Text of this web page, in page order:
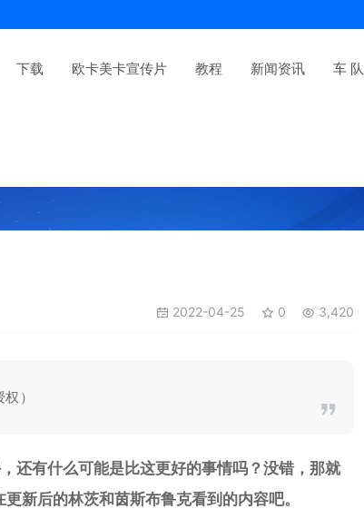
下载 欧卡美卡宣传片 教程 新闻资讯 车 队
2022-04-25 0 3,420
）
还有什么可能是比这更好的事情吗？没错，那就
新后的林茨和茵斯布鲁克看到的内容吧。